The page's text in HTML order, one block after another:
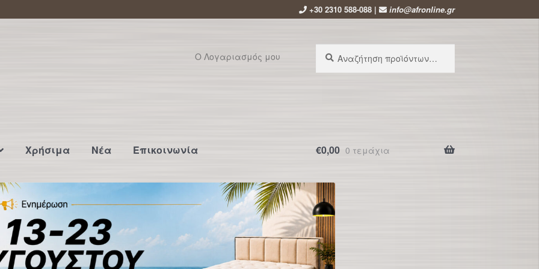
+30 2310 588-088 | info@afronline.gr
Ο Λογαριασμός μου
για:
Χρήσιμα Νέα Επικοινωνία €0,00 0 τεμάχια